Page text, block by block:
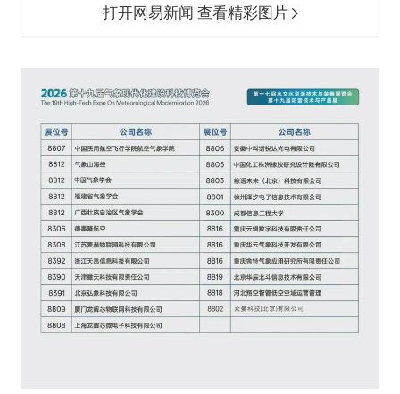
打开网易新闻 查看精彩图片